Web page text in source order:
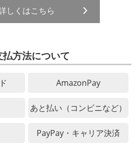
しくはこちら
払方法について
AmazonPay
あと払い（コンビニなど）
PayPay・キャリア決済